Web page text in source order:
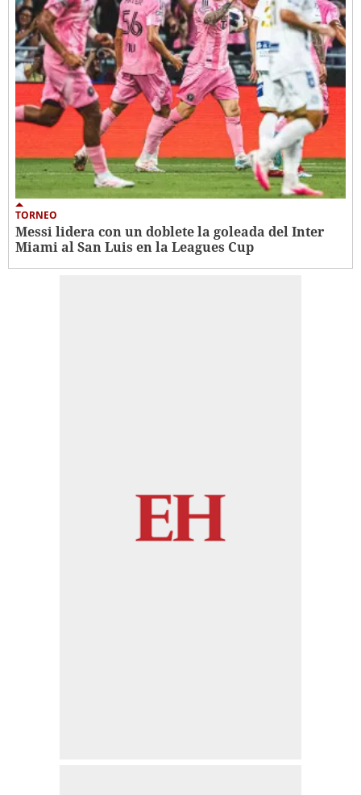
TORNEO
Messi lidera con un doblete la goleada del Inter
Miami al San Luis en la Leagues Cup